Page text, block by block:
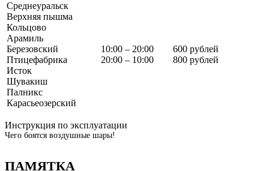
Среднеуральск
Верхняя пышма
Кольцово
Арамиль
Березовский
Птицефабрика
Исток
Шувакиш
Палникс
Карасьеозерский
10:00 – 20:00
20:00 – 10:00
600 рублей
800 рублей
Инструкция по эксплуатации
Чего боятся воздушные шары!
ПАМЯТКА